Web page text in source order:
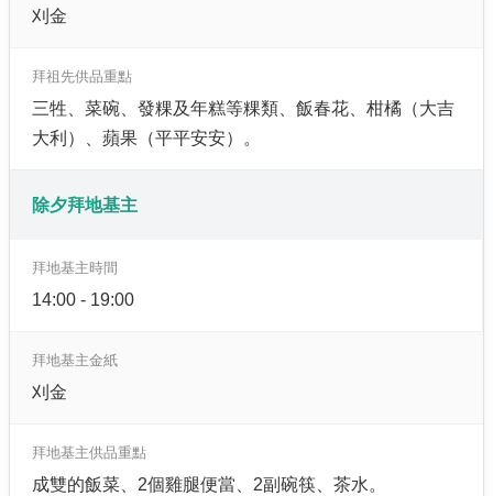
刈金
拜祖先供品重點
三牲、菜碗、發粿及年糕等粿類、飯春花、柑橘（大吉
大利）、蘋果（平平安安）。
除夕拜地基主
拜地基主時間
14:00 - 19:00
拜地基主金紙
刈金
拜地基主供品重點
成雙的飯菜、2個雞腿便當、2副碗筷、茶水。